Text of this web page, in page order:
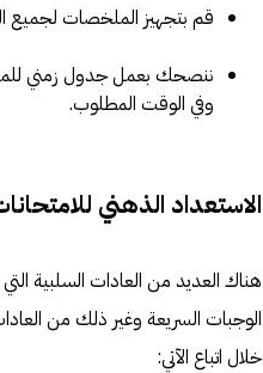
قم بتجهيز الملخصات لجميع
ننصحك بعمل جدول زمني
وفي الوقت المطلوب.
الاستعداد الذهني
هناك العديد من العادات السلبية
الوجبات السريعة وغير ذلك من
خلال اتباع الآتي: